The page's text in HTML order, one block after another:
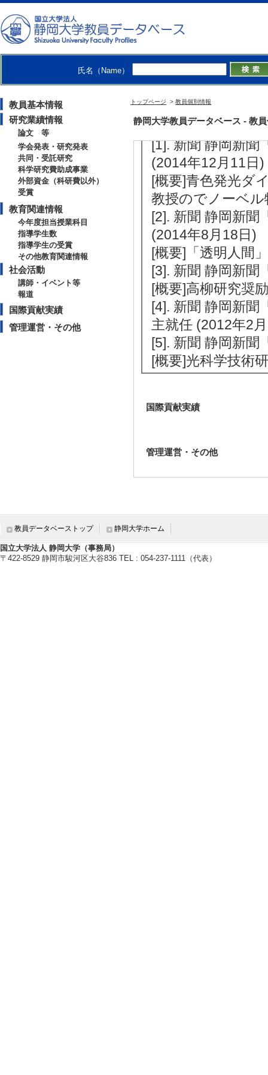
氏名（Name）
教員基本情報
研究業績情報
論文 等
学会発表・研究発表
共同・受託研究
科学研究費助成事業
外部資金（科研費以外）
受賞
教育関連情報
今年度担当授業科目
指導学生数
指導学生の受賞
その他教育関連情報
社会活動
講師・イベント等
報道
国際貢献実績
管理運営・その他
トップページ > 教員個別情報
静岡大学教員データベース - 教
[内容] 高校生との
[4]. 高大連携 サ
[内容] 高校生との
[5]. 高大連携 サイ
【報道】
[1]. 新聞 静岡新聞
(2014年12月11日)
[概要]青色発光ダ
教授のでノーベ
[2]. 新聞 静岡新
(2014年8月18日)
[概要]「透明人間
[3]. 新聞 静岡新聞
[概要]高柳研究奨
[4]. 新聞 静岡新聞
主就任 (2012年2
[5]. 新聞 静岡新聞
[概要]光科学技術
国際貢献実績
管理運営・その他
教員データベーストップ 静岡大学ホーム
国立大学法人 静岡大学（事務局）
〒422-8529 静岡市駿河区大谷836 TEL : 054-237-1111（代表）